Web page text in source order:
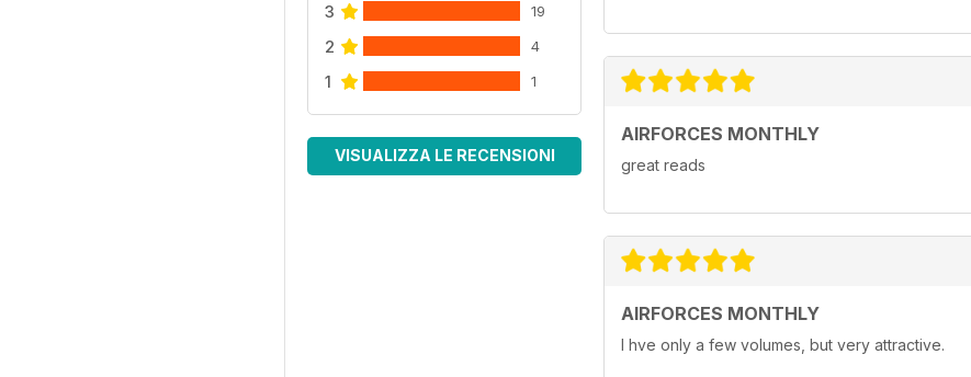
3 19
2 4
1 1
VISUALIZZA LE RECENSIONI
AIRFORCES MONTHLY
great reads
AIRFORCES MONTHLY
I hve only a few volumes, but very attractive.